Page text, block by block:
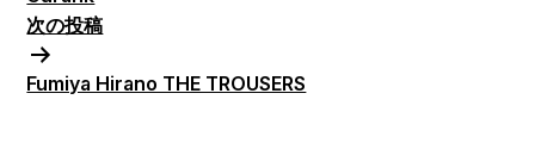
ビ
ゲ
ー
次の投稿
Fumiya Hirano THE TROUSERS